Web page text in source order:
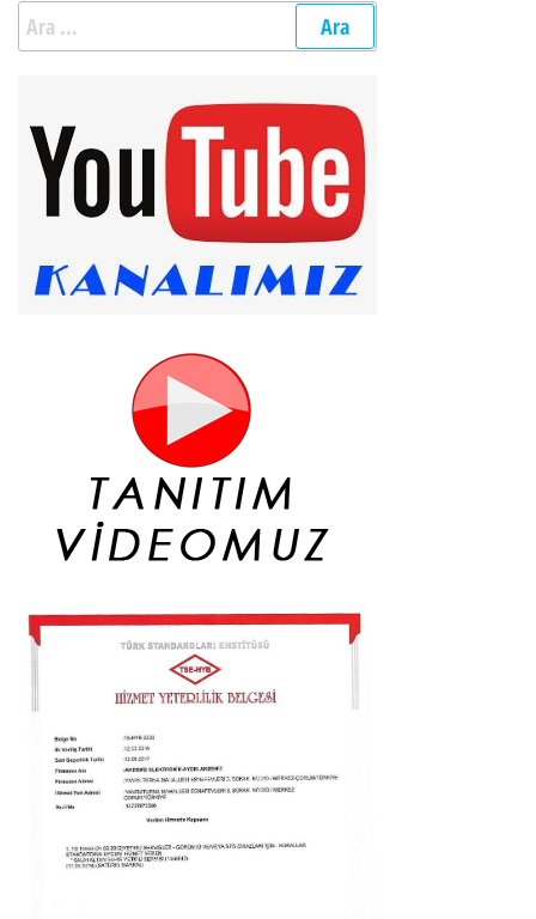
Arama: